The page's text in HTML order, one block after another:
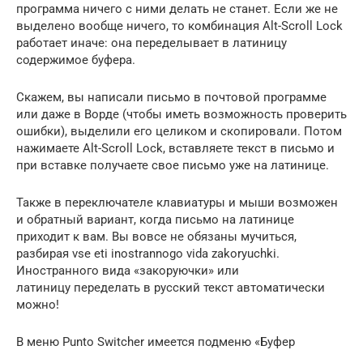
программа ничего с ними делать не станет. Если же не
выделено вообще ничего, то комбинация Alt-Scroll Lock
работает иначе: она переделывает в латиницу
содержимое буфера.
Скажем, вы написа­ли письмо в почтовой программе
или даже в Ворде (чтобы иметь возможность проверить
ошибки), выделили его целиком и скопировали. Потом
на­жимаете Alt-Scroll Lock, вставляете текст в письмо и
при вставке получаете свое письмо уже на латинице.
Также в переключателе клавиатуры и мыши возможен
и обратный вариант, когда письмо на латинице
приходит к вам. Вы вовсе не обязаны мучиться,
разбирая vse eti inostrannogo vida zakoryuchki.
Иностранного вида «закоруючки» или
латиницу переделать в русский текст автомати­чески
можно!
В меню Punto Switcher имеется подменю «Буфер